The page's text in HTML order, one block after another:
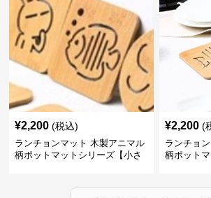
¥2,200 (税込)
ランチョンマット 木製アニマル
柄ポットマットシリーズ【小さ
¥2,200 (
ランチョ
柄ポット